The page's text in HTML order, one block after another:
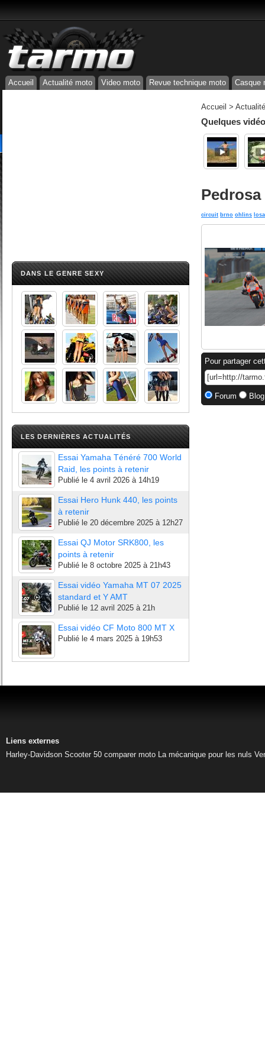
Accueil Actualité moto Video moto Revue technique moto Casque
DANS LE GENRE SEXY
LES DERNIÈRES ACTUALITÉS
Essai Yamaha Ténéré 700 World
Raid, les points à retenir
Publié le 4 avril 2026 à 14h19
Essai Hero Hunk 440, les points
à retenir
Publié le 20 décembre 2025 à 12h27
Essai QJ Motor SRK800, les
points à retenir
Publié le 8 octobre 2025 à 21h43
Essai vidéo Yamaha MT 07 2025
standard et Y AMT
Publié le 12 avril 2025 à 21h
Essai vidéo CF Moto 800 MT X
Publié le 4 mars 2025 à 19h53
Accueil >
Quelques
circuit brno ohlins
Pour partager
Forum
Liens externes
Harley-Davidson Scooter 50 comparer moto La mécanique pour les nuls